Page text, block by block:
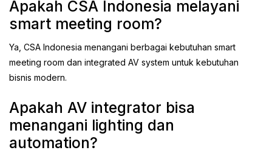
Apakah CSA Indonesia melayani
smart meeting room?
Ya, CSA Indonesia menangani berbagai kebutuhan smart
meeting room dan integrated AV system untuk kebutuhan
bisnis modern.
Apakah AV integrator bisa
menangani lighting dan
automation?